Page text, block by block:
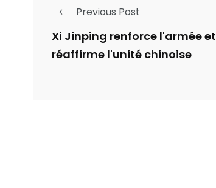
Previous Post
Xi Jinping renforce l'armée et
réaffirme l'unité chinoise